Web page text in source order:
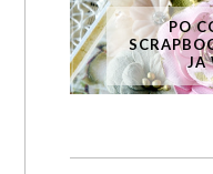
PO
JA